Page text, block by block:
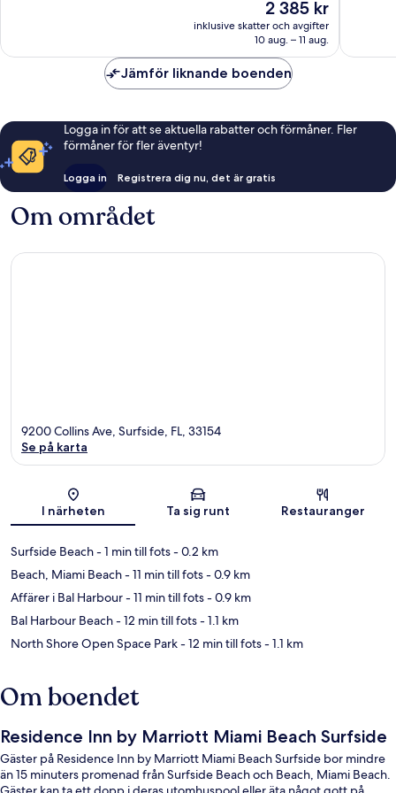
Priset
2 385 kr
2 385 kr
inklusive skatter och avgifter
10 aug. – 11 aug.
Jämför liknande boenden
Logga in för att se aktuella rabatter och förmåner. Fler
förmåner för fler äventyr!
Logga in Registrera dig nu, det är gratis
Om området
Karta
9200 Collins Ave, Surfside, FL, 33154
Se på karta
I närheten Ta sig runt Restauranger
Surfside Beach- 1 min till fots- 0.2 km
Beach, Miami Beach- 11 min till fots- 0.9 km
Affärer i Bal Harbour- 11 min till fots- 0.9 km
Bal Harbour Beach- 12 min till fots- 1.1 km
North Shore Open Space Park- 12 min till fots- 1.1 km
Om boendet
Residence Inn by Marriott Miami Beach Surfside
Gäster på Residence Inn by Marriott Miami Beach Surfside bor mindre
än 15 minuters promenad från Surfside Beach och Beach, Miami Beach.